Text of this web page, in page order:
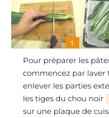
Pour préparer les
commencez par laver
enlever les parties
les tiges du chou noir
sur une plaque de